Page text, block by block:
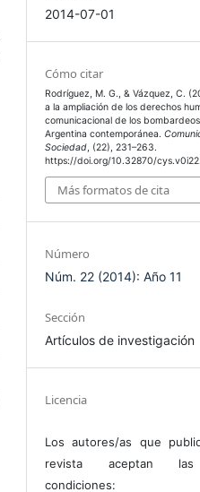
2014-07-01
Cómo citar
Rodríguez, M. G., & Vázquez, C.
a la ampliación de los derechos
comunicacional de los
Argentina contemporánea.
Sociedad, (22), 231–263.
https://doi.org/10.32870/
Más formatos de cita
Número
Núm. 22 (2014): Año 11
Sección
Artículos de investigación
Licencia
Los autores/as que
revista aceptan las
condiciones: